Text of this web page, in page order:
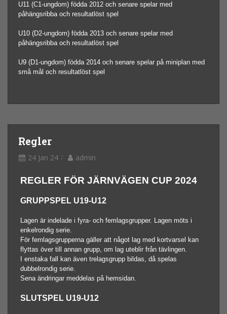
U11 (C1-ungdom) födda 2012 och senare spelar med
påhängsribba och resultatlöst spel
U10 (D2-ungdom) födda 2013 och senare spelar med
påhängsribba och resultatlöst spel
U9 (D1-ungdom) födda 2014 och senare spelar på miniplan med
små mål och resultatlöst spel
Regler
24 Jan 24 admin
REGLER FÖR JÄRNVÄGEN CUP 2024
GRUPPSPEL U19-U12
Lagen är indelade i fyra- och femlagsgrupper. Lagen möts i
enkelrondig serie.
För femlagsgrupperna gäller att något lag med kortvarsel kan
flyttas över till annan grupp, om lag uteblir från tävlingen.
I enstaka fall kan även trelagsgrupp bildas, då spelas
dubbelrondig serie.
Sena ändringar meddelas på hemsidan.
SLUTSPEL U19-U12